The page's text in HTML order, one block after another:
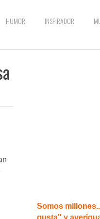
HUMOR INSPIRADOR
Somos
gusta" y